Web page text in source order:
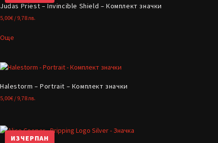
Judas Priest – Invincible Shield – Комплект значки
5,00€ / 9,78 лв.
Още
Halestorm – Portrait – Комплект значки
5,00€ / 9,78 лв.
ИЗЧЕРПАН